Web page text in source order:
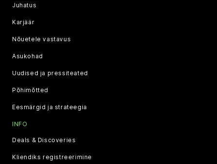
Juhatus
Karjäär
Nõuetele vastavus
Asukohad
Uudised ja pressiteated
Põhimõtted
Eesmärgid ja strateegia
INFO
Deals & Discoveries
Kliendiks registreerimine